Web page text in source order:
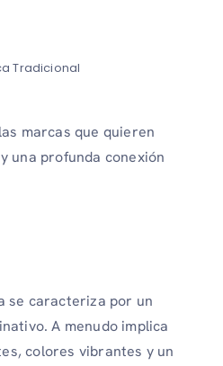
Tradicional
marcas que quieren
una profunda conexión
se caracteriza por un
A menudo implica
colores vibrantes y un